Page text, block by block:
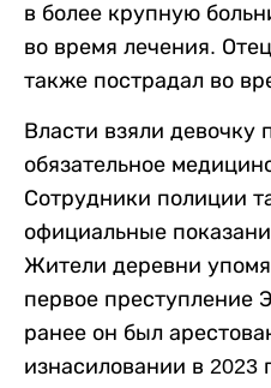
в более крупную
во время лечения.
также пострадал во
Власти взяли девочку
обязательное
Сотрудники полиции
официальные
Жители деревни
первое преступление
ранее он был
изнасиловании в 2023